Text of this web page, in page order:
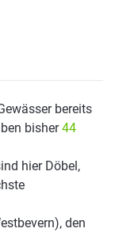
bereits
bisher44
hier Döbel,
den